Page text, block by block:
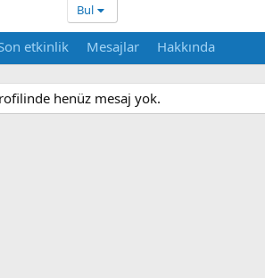
Bul
etkinlik Mesajlar Hakkında
henüz mesaj yok.